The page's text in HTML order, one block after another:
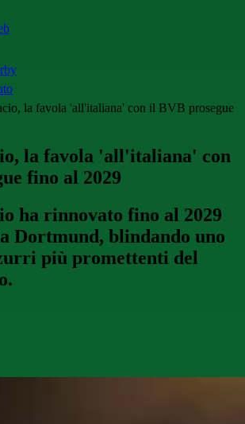
la favola 'all'italiana' con il BVB prosegue
la favola 'all'italiana' con
fino al 2029
ha rinnovato fino al 2029
Dortmund, blindando uno
più promettenti del